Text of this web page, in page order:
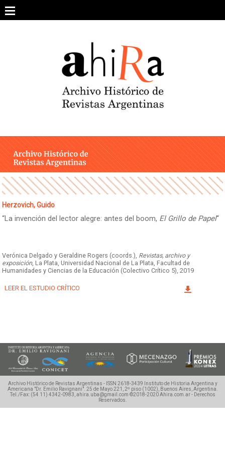
content
ARCHIVO DE REVISTAS
ESTUDIOS CRÍTICOS
INTEGRANTES
AHIRA EN LOS MEDIOS
CONTACTO
Facebook
Instagram
Twitter
Mail
Herzovich, Guido
“La invención del lector alegre: antes del boom, El Grillo de Papel“
Verónica Delgado y Geraldine Rogers (coords.), Revistas, archivo y
exposición, La Plata, Universidad Nacional de La Plata, Facultad de
Humanidades y Ciencias de la Educación (Colectivo Crítico 5), 2019
LEER EL ESTUDIO CRÍTICO
Archivo Histórico de Revistas Argentinas - ISSN 2618-3439
Instituto de Historia Argentina y
Americana "Dr. Emilio Ravignani". 25 de Mayo 221, 2º piso (1002), Buenos Aires, Argentina.
Tel./Fax: (54 11) 4342-0983, ahira.uba@gmail.com ©2018-2020 Ahira.com.ar - Derechos
Reservados.